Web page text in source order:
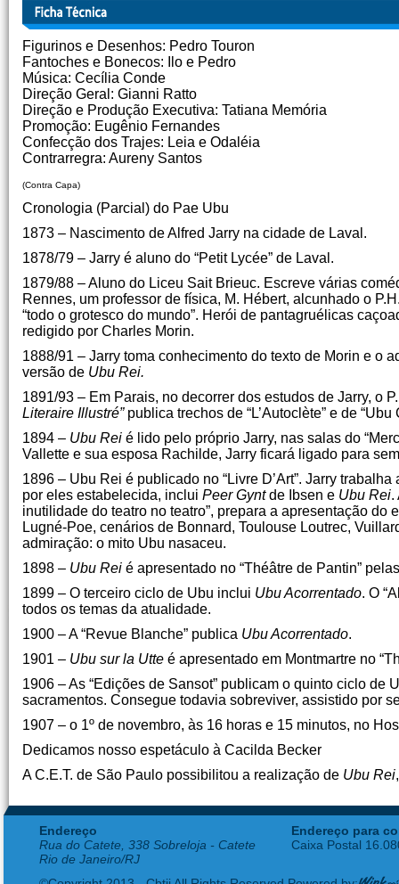
Figurinos e Desenhos: Pedro Touron
Fantoches e Bonecos: Ilo e Pedro
Música: Cecília Conde
Direção Geral: Gianni Ratto
Direção e Produção Executiva: Tatiana Memória
Promoção: Eugênio Fernandes
Confecção dos Trajes: Leia e Odaléia
Contrarregra: Aureny Santos
(Contra Capa)
Cronologia (Parcial) do Pae Ubu
1873 – Nascimento de Alfred Jarry na cidade de Laval.
1878/79 – Jarry é aluno do “Petit Lycée” de Laval.
1879/88 – Aluno do Liceu Sait Brieuc. Escreve várias
Rennes, um professor de física, M. Hébert, alcunhado o
“todo o grotesco do mundo”. Herói de pantagruélicas
redigido por Charles Morin.
1888/91 – Jarry toma conhecimento do texto de Morin e o
versão de Ubu Rei.
1891/93 – Em Parais, no decorrer dos estudos de Jarry, o
Literaire Illustré”publica trechos de “L’Autoclète” e de “Ubu
1894 – Ubu Rei é lido pelo próprio Jarry, nas salas do
Vallette e sua esposa Rachilde, Jarry ficará ligado para
1896 – Ubu Rei é publicado no “Livre D’Art”. Jarry
por eles estabelecida, inclui Peer Gyntde Ibsen e Ubu Rei.
inutilidade do teatro no teatro”, prepara a apresentação
Lugné-Poe, cenários de Bonnard, Toulouse Loutrec,
admiração: o mito Ubu nasaceu.
1898 – Ubu Rei é apresentado no “Théâtre de Pantin”
1899 – O terceiro ciclo de Ubu inclui Ubu Acorrentado. O
todos os temas da atualidade.
1900 – A “Revue Blanche” publica Ubu Acorrentado.
1901 – Ubu sur la Utte é apresentado em Montmartre no
1906 – As “Edições de Sansot” publicam o quinto ciclo de
sacramentos. Consegue todavia sobreviver, assistido por
1907 – o 1º de novembro, às 16 horas e 15 minutos, no
Dedicamos nosso espetáculo à Cacilda Becker
A C.E.T. de São Paulo possibilitou a realização de Ubu Rei
Endereço
Rua do Catete, 338 Sobreloja - Catete
Rio de Janeiro/RJ
Endereço para
Caixa Postal